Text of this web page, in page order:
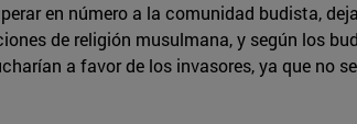
en número a la comunidad budista,
de religión musulmana, y según los
a favor de los invasores, ya que no